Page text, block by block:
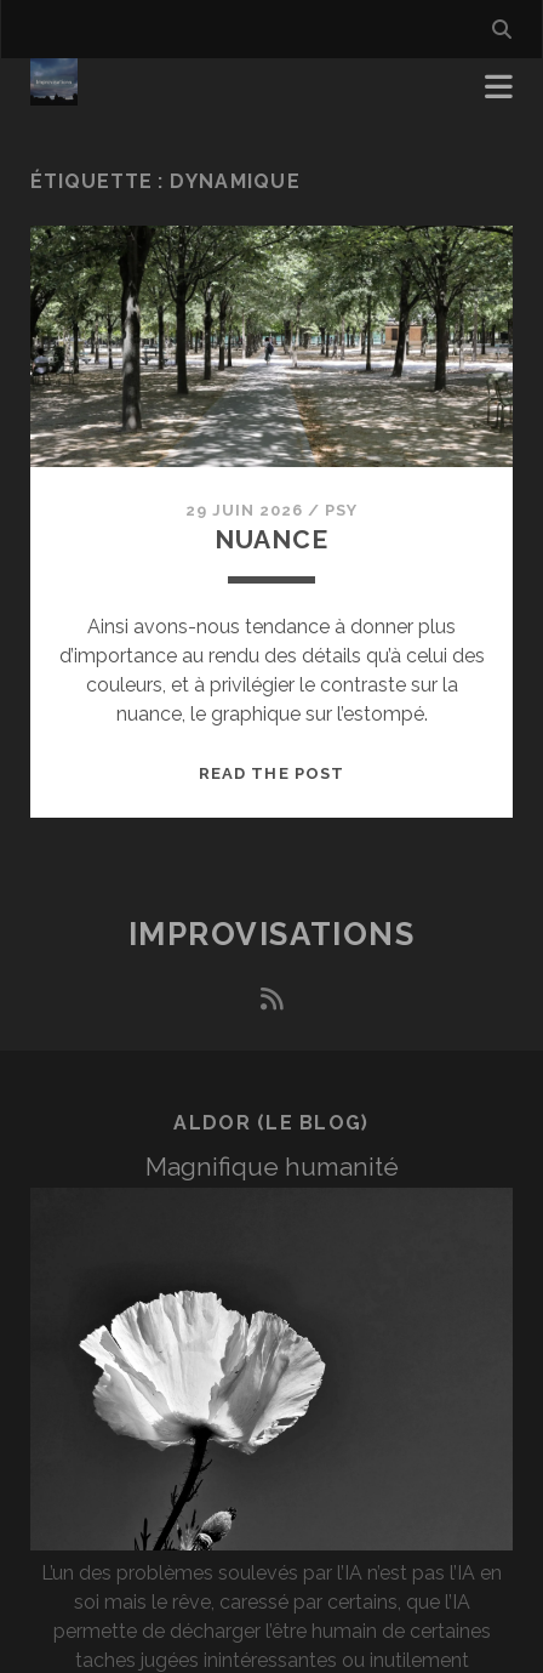
ÉTIQUETTE : DYNAMIQUE
29 JUIN 2026 / PSY
NUANCE
Ainsi avons-nous tendance à donner plus
d’importance au rendu des détails qu’à celui des
couleurs, et à privilégier le contraste sur la
nuance, le graphique sur l’estompé.
READ THE POST
IMPROVISATIONS
rss
ALDOR (LE BLOG)
Magnifique humanité
L’un des problèmes soulevés par l’IA n’est pas l’IA en
soi mais le rêve, caressé par certains, que l’IA
permette de décharger l’être humain de certaines
taches jugées inintéressantes ou inutilement